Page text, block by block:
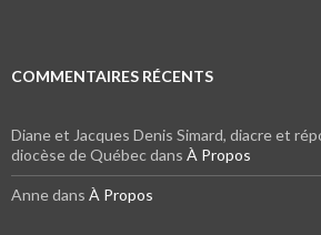
COMMENTAIRES RÉCENTS
Diane et Jacques Denis Simard, diacre et
diocèse de Québecdans À Propos
Annedans À Propos